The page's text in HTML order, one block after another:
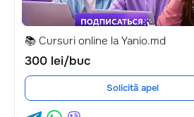
📚 Cursuri online la Yanio.md
300 lei/buc
Solicită apel